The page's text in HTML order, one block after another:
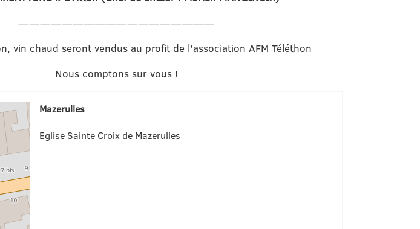
——————————————————
vin chaud seront vendus au profit de l’association AFM Téléthon
Nous comptons sur vous !
Mazerulles
Eglise Sainte Croix de Mazerulles